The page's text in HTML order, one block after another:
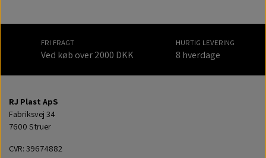
FRI FRAGT
Ved køb over 2000 DKK
HURTIG LEVERING
8 hverdage
RJ Plast ApS
Fabriksvej 34
7600 Struer
CVR: 39674882